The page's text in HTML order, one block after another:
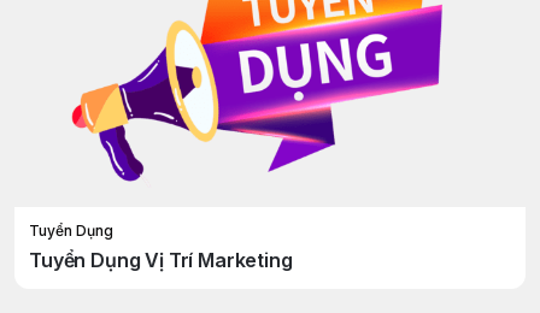
Tuyển Dụng
Tuyển Dụng Vị Trí Marketing